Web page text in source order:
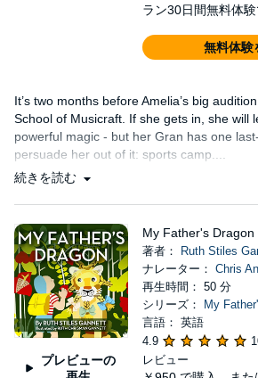
ラン30日間無料体
無料体験
It’s two months before Amelia’s big
School of Musicraft. If she gets in, she will
powerful magic - but her Gran has one
persuade her out of it: sports camp....
続きを読む
プレビューの
My Father's Dragon
著者：
Ruth Stiles
ナレーター： Chris
再生時間： 50 分
シリーズ：
My
言語： 英語
4.9
レビュー